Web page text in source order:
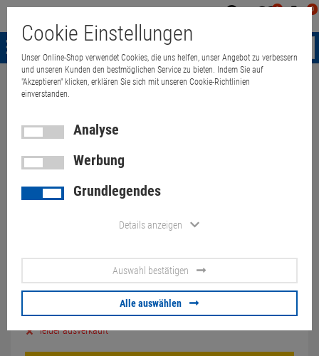
0 0
Menü
Weiter einkaufen
19" TFT LCD DELL 1907FPt
1000:1 DVI-D USB Pivot
26,90 €
9,00€
Lagernd:0
leider ausverkauft
Cookie Einstellungen
Unser Online-Shop verwendet Cookies, die uns helfen, unser Angebot zu verbessern
und unseren Kunden den bestmöglichen Service zu bieten. Indem Sie auf
"Akzeptieren" klicken, erklären Sie sich mit unseren Cookie-Richtlinien
einverstanden.
Analyse
Werbung
Grundlegendes
Details anzeigen
Auswahl bestätigen
Alle auswählen